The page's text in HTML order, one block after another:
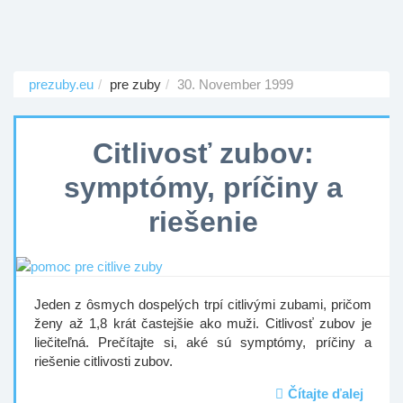
prezuby.eu pre zuby 30. November 1999
Citlivosť zubov:
symptómy, príčiny a
riešenie
Jeden z ôsmych dospelých trpí citlivými zubami, pričom
ženy až 1,8 krát častejšie ako muži. Citlivosť zubov je
liečiteľná. Prečítajte si, aké sú symptómy, príčiny a
riešenie citlivosti zubov.
Čítajte ďalej